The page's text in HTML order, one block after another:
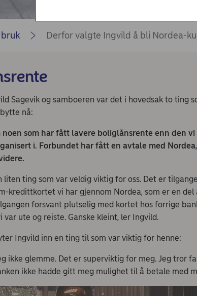
Derfor valgte Ingvild å bli Nordea-
Sagevik og samboeren var det i hovedsak to ting
nå:
noen som har fått lavere boliglånsrente enn den
i. Forbundet har fått en avtale med
liten ting som var veldig viktig for oss. Det er
kredittkortet vi har gjennom Nordea, som er en del
forsvant plutselig med kortet hos forrige
var ute og reiste. Ganske kleint, ler Ingvild.
Ingvild inn en ting til som var viktig for henne:
ikke glemme. Det er superviktig for meg. Jeg tror
ikke hadde gitt meg mulighet til å betale med